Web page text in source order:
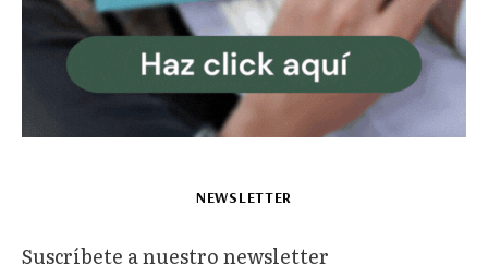
NEWSLETTER
Suscríbete a nuestro newsletter